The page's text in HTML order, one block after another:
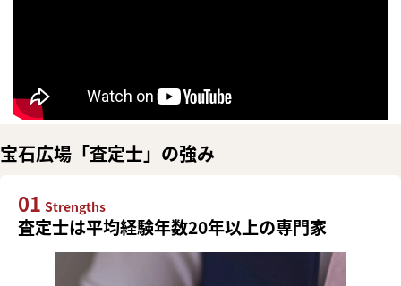
宝石広場「査定士」の強み
01 Strengths
査定士は平均経験年数20年以上の専門家